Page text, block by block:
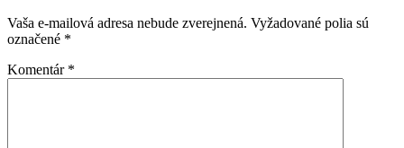
Vaša e-mailová adresa nebude zverejnená. Vyžadované polia sú
označené *
Komentár *